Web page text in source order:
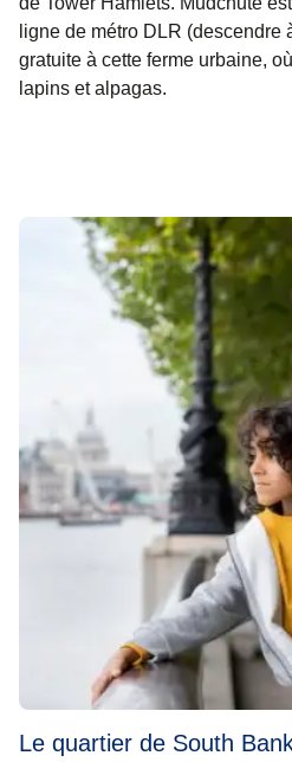
ligne de métro DLR (descendre
gratuite à cette ferme urbaine,
lapins et alpagas.
Le quartier de South